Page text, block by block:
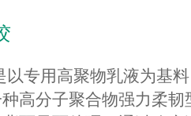
以专用高聚物乳液为基
高分子聚合物强力柔韧